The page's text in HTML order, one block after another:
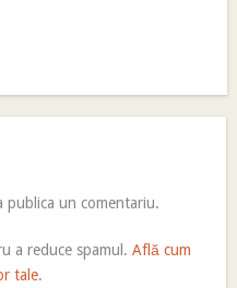
publica un comentariu.
a reduce spamul.Află cum
tale.